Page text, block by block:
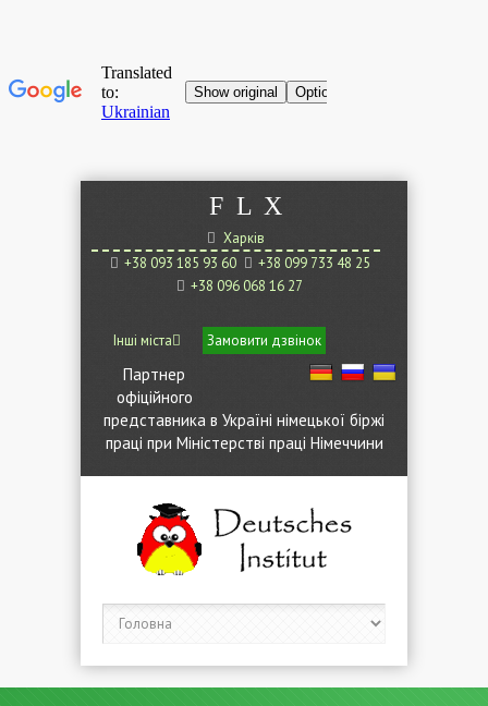
F L X
Харків
+38 093 185 93 60
+38 099 733 48 25
+38 096 068 16 27
Інші міста Замовити дзвінок
Партнер
офіційного
представника в Україні німецької біржі
праці при Міністерстві праці Німеччини